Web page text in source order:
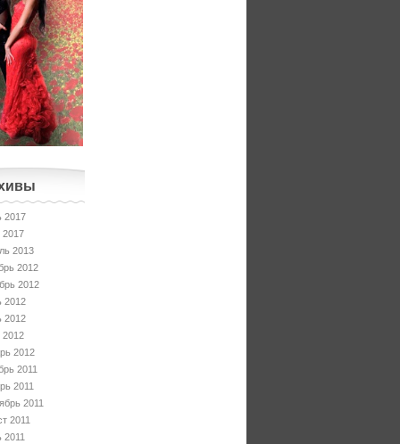
2017
2017
2013
2012
2012
2012
2012
2012
2012
2011
2011
2011
2011